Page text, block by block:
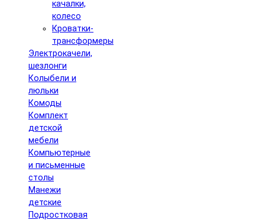
качалки,
колесо
Кроватки-
трансформеры
Электрокачели,
шезлонги
Колыбели и
люльки
Комоды
Комплект
детской
мебели
Компьютерные
и письменные
столы
Манежи
детские
Подростковая